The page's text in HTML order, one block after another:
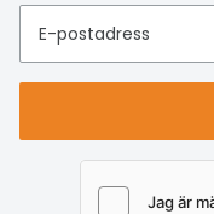
E-postadress